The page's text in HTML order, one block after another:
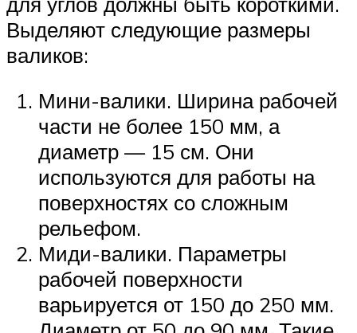
Выделяют следующие размеры
валиков:
Мини-валики. Ширина рабочей
части не более 150 мм, а
диаметр — 15 см. Они
используются для работы на
поверхностях со сложным
рельефом.
Миди-валики. Параметры
рабочей поверхности
варьируется от 150 до 250 мм.